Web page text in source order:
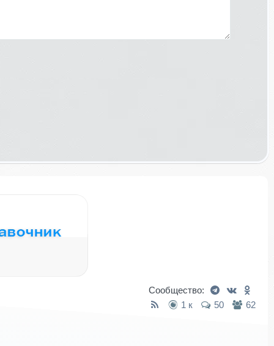
Сообщество:
1 к
50 62